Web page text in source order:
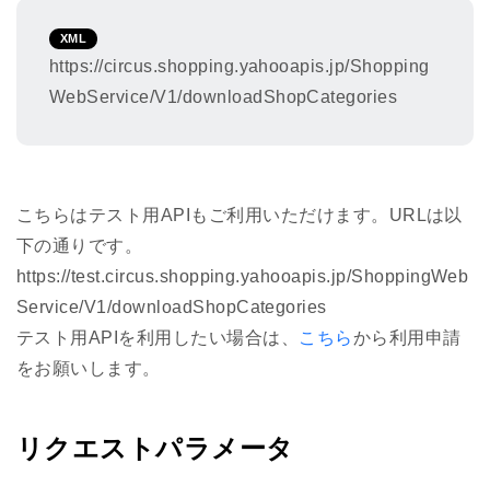
XML
https://circus.shopping.yahooapis.jp/Shopping
WebService/V1/downloadShopCategories
こちらはテスト用APIもご利用いただけます。URLは以
下の通りです。
https://test.circus.shopping.yahooapis.jp/ShoppingWeb
Service/V1/downloadShopCategories
テスト用APIを利用したい場合は、
こちらから利用申請
をお願いします。
リクエストパラメータ